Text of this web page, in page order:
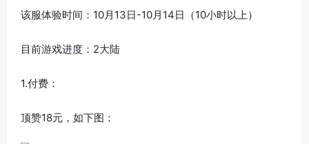
该服体验时间：10月13日-10月14日（10小时以上）
目前游戏进度：2大陆
1.付费：
顶赞18元，如下图：